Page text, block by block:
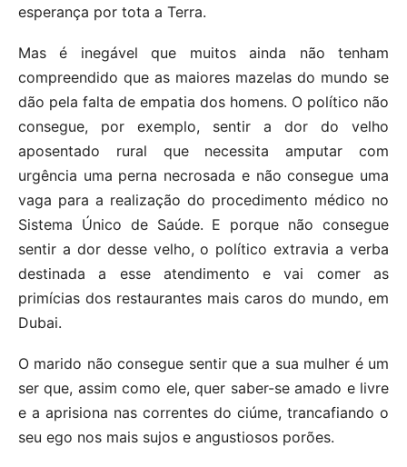
esperança por tota a Terra.
Mas é inegável que muitos ainda não tenham
compreendido que as maiores mazelas do mundo se
dão pela falta de empatia dos homens. O político não
consegue, por exemplo, sentir a dor do velho
aposentado rural que necessita amputar com
urgência uma perna necrosada e não consegue uma
vaga para a realização do procedimento médico no
Sistema Único de Saúde. E porque não consegue
sentir a dor desse velho, o político extravia a verba
destinada a esse atendimento e vai comer as
primícias dos restaurantes mais caros do mundo, em
Dubai.
O marido não consegue sentir que a sua mulher é um
ser que, assim como ele, quer saber-se amado e livre
e a aprisiona nas correntes do ciúme, trancafiando o
seu ego nos mais sujos e angustiosos porões.